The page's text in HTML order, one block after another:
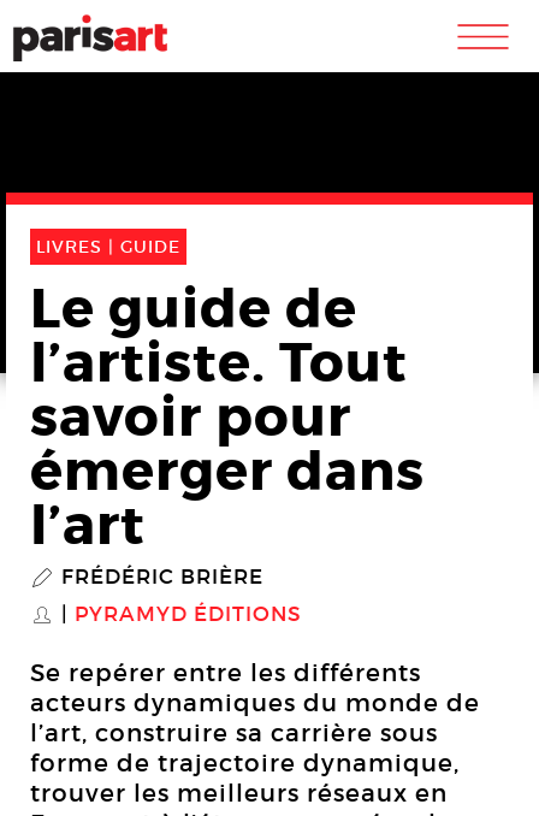
m
LIVRES | GUIDE
Le guide de
l’artiste. Tout
savoir pour
émerger dans
l’art
P FRÉDÉRIC BRIÈRE
S PYRAMYD ÉDITIONS
Se repérer entre les différents
acteurs dynamiques du monde de
l’art, construire sa carrière sous
forme de trajectoire dynamique,
trouver les meilleurs réseaux en